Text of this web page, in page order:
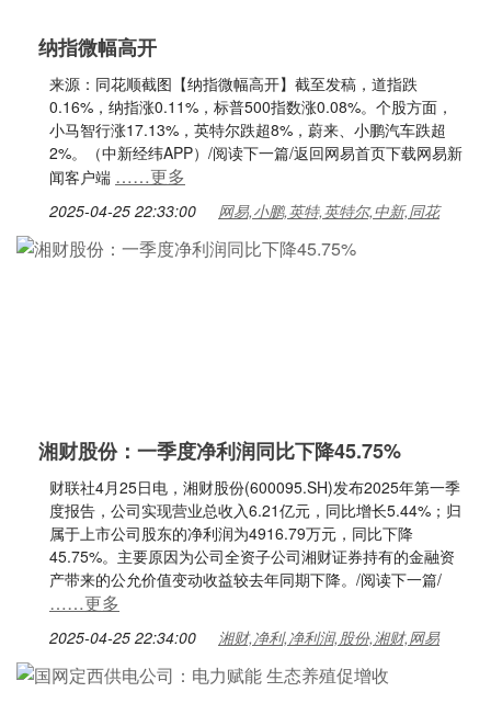
纳指微幅高开
来源：同花顺截图【纳指微幅高开】截至发稿，道指跌
0.16%，纳指涨0.11%，标普500指数涨0.08%。个股方面，
小马智行涨17.13%，英特尔跌超8%，蔚来、小鹏汽车跌超
2%。（中新经纬APP）/阅读下一篇/返回网易首页下载网易新
闻客户端 ……更多
2025-04-25 22:33:00 网易,小鹏,英特,英特尔,中新,同花
湘财股份：一季度净利润同比下降45.75%
财联社4月25日电，湘财股份(600095.SH)发布2025年第一季
度报告，公司实现营业总收入6.21亿元，同比增长5.44%；归
属于上市公司股东的净利润为4916.79万元，同比下降
45.75%。主要原因为公司全资子公司湘财证券持有的金融资
产带来的公允价值变动收益较去年同期下降。/阅读下一篇/
……更多
2025-04-25 22:34:00 湘财,净利,净利润,股份,湘财,网易